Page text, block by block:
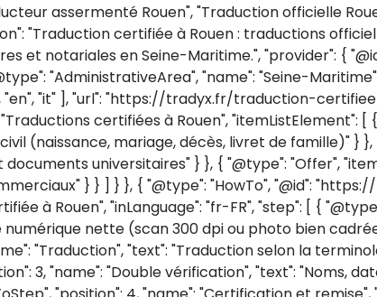
assermenté Rouen", "Traduction officielle
"Traduction certifiée à Rouen : traductions
et notariales en Seine-Maritime.", "provider": {
"AdministrativeArea", "name": "Seine-
"en", "it" ], "url": "https://tradyx.fr/traduction-
certifiées à Rouen", "itemListElement": [
(naissance, mariage, décès, livret de famille)" }
universitaires" } }, { "@type": "Offer",
} } ] } }, { "@type": "HowTo", "@id":
à Rouen", "inLanguage": "fr-FR", "step": [ {
nette (scan 300 dpi ou photo bien
"Traduction", "text": "Traduction selon la
3, "name": "Double vérification", "text": "Noms,